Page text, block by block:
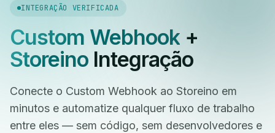
INTEGRAÇÃO VERIFICADA
Custom Webhook+
StoreinoIntegração
Conecte o Custom Webhook ao Storeino em
minutos e automatize qualquer fluxo de trabalho
entre eles — sem código, sem desenvolvedores e